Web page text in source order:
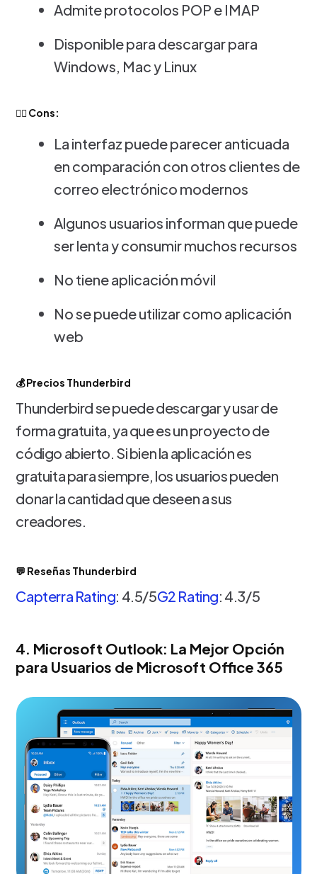
Admite protocolos POP e IMAP
Disponible para descargar para
Windows, Mac y Linux
👎🏻 Cons:
La interfaz puede parecer anticuada
en comparación con otros clientes de
correo electrónico modernos
Algunos usuarios informan que puede
ser lenta y consumir muchos recursos
No tiene aplicación móvil
No se puede utilizar como aplicación
web
💰 Precios Thunderbird
Thunderbird se puede descargar y usar de
forma gratuita, ya que es un proyecto de
código abierto. Si bien la aplicación es
gratuita para siempre, los usuarios pueden
donar la cantidad que deseen a sus
creadores.
💬 Reseñas Thunderbird
Capterra Rating: 4.5/5G2 Rating: 4.3/5
4. Microsoft Outlook: La Mejor Opción
para Usuarios de Microsoft Office 365